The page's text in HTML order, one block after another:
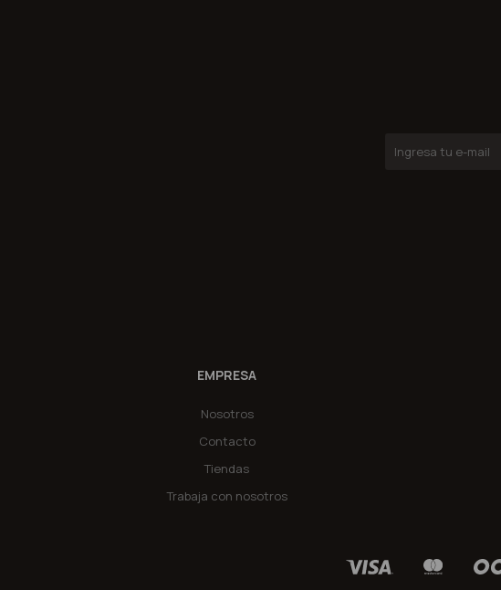
EMPRESA
Nosotros
Contacto
Tiendas
Trabaja con nosotros